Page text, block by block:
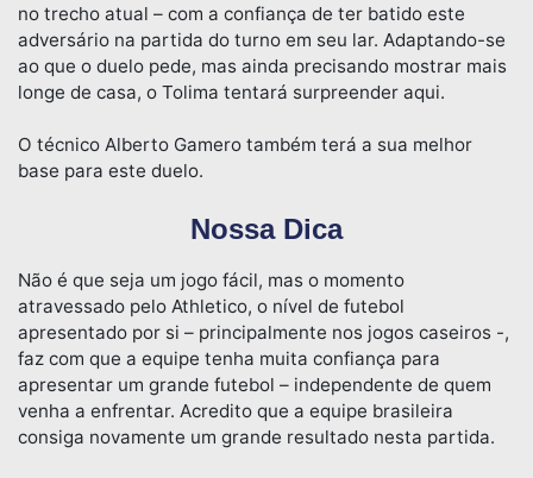
no trecho atual – com a confiança de ter batido este
adversário na partida do turno em seu lar. Adaptando-se
ao que o duelo pede, mas ainda precisando mostrar mais
longe de casa, o Tolima tentará surpreender aqui.
O técnico Alberto Gamero também terá a sua melhor
base para este duelo.
Nossa Dica
Não é que seja um jogo fácil, mas o momento
atravessado pelo Athletico, o nível de futebol
apresentado por si – principalmente nos jogos caseiros -,
faz com que a equipe tenha muita confiança para
apresentar um grande futebol – independente de quem
venha a enfrentar. Acredito que a equipe brasileira
consiga novamente um grande resultado nesta partida.